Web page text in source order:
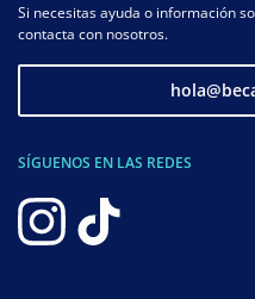
Si necesitas ayuda o información
contacta con nosotros.
SÍGUENOS EN LAS REDES